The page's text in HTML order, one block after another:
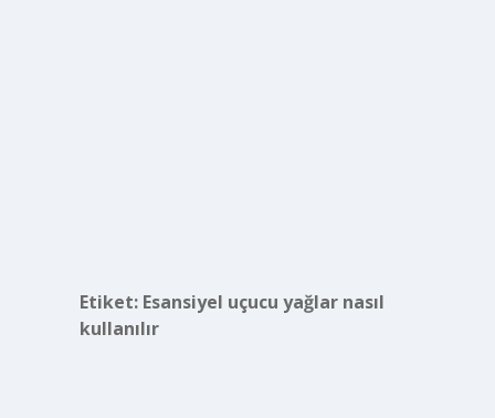
Etiket: Esansiyel uçucu yağlar nasıl
kullanılır